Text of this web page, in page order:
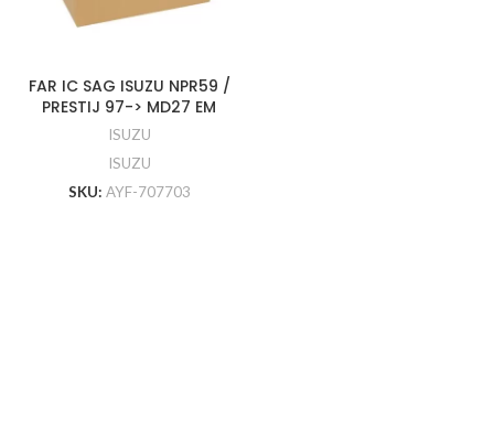
FAR IC SAG ISUZU NPR59 /
PRESTIJ 97-> MD27 EM
ISUZU
ISUZU
SKU: AYF-707703